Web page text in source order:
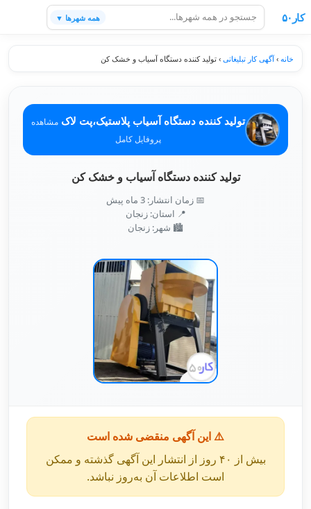
کار۵۰ همه شهرها ▼
خانه ›آگهی کار تبلیغاتی › تولید کننده دستگاه آسیاب و خشک کن
تولید کننده دستگاه آسیاب پلاستیک،پت لاک مشاهده
پروفایل کامل
تولید کننده دستگاه آسیاب و خشک کن
📅 زمان انتشار: 3 ماه پیش
📍 استان: زنجان
🏙️ شهر: زنجان
⚠️ این آگهی منقضی شده است
بیش از ۴۰ روز از انتشار این آگهی گذشته و ممکن
است اطلاعات آن به‌روز نباشد.